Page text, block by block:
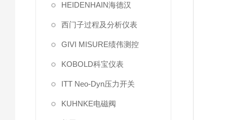
HEIDENHAIN海德汉
西门子过程及分析仪表
GIVI MISURE绩伟测控
KOBOLD科宝仪表
ITT Neo-Dyn压力开关
KUHNKE电磁阀